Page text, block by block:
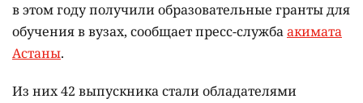
в этом году получили образовательные гранты для
обучения в вузах, сообщает пресс-службаакимата
Астаны.
Из них 42 выпускника стали обладателями